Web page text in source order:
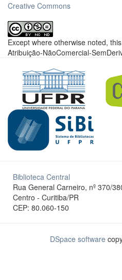
Creative Commons
Except where otherwise noted,
Atribuição-NãoComercial-
Biblioteca Central
Rua General Carneiro, nº 370/
Centro - Curitiba/PR
CEP: 80.060-150
DSpace software